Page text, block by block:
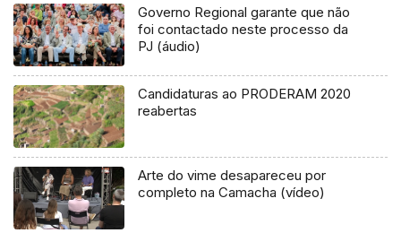
Governo Regional garante que não
foi contactado neste processo da
PJ (áudio)
Candidaturas ao PRODERAM 2020
reabertas
Arte do vime desapareceu por
completo na Camacha (vídeo)